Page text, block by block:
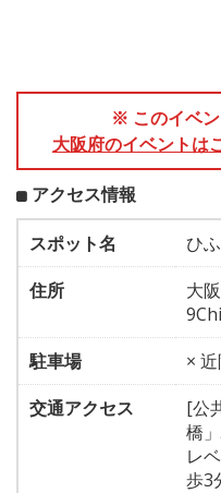
※ このイベン
大阪府のイベントは
アクセス情報
スポット名
ひ
住所
大
駐車場
×
交通アクセス
[公
橋
レ
歩3